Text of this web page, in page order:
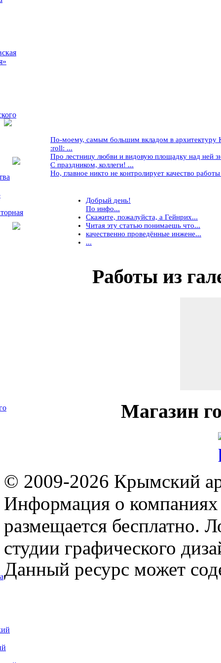
По-моему, самым большим вкладом в архитектуру
:roll: ...
Про лестницу любви и видовую площадку над ней
С праздником, коллеги! ...
Но, главное никто не контролирует качество
Добрый день!
По инфо...
Скажите, пожалуйста, а Гейнрих...
Читая эту статью понимаешь что...
качественно проведённые инжене...
...
Работыиз
Магазин
© 2009-2026 Крымский
Информация о компаниях
размещается бесплатно.
студии графического
Данный ресурс может